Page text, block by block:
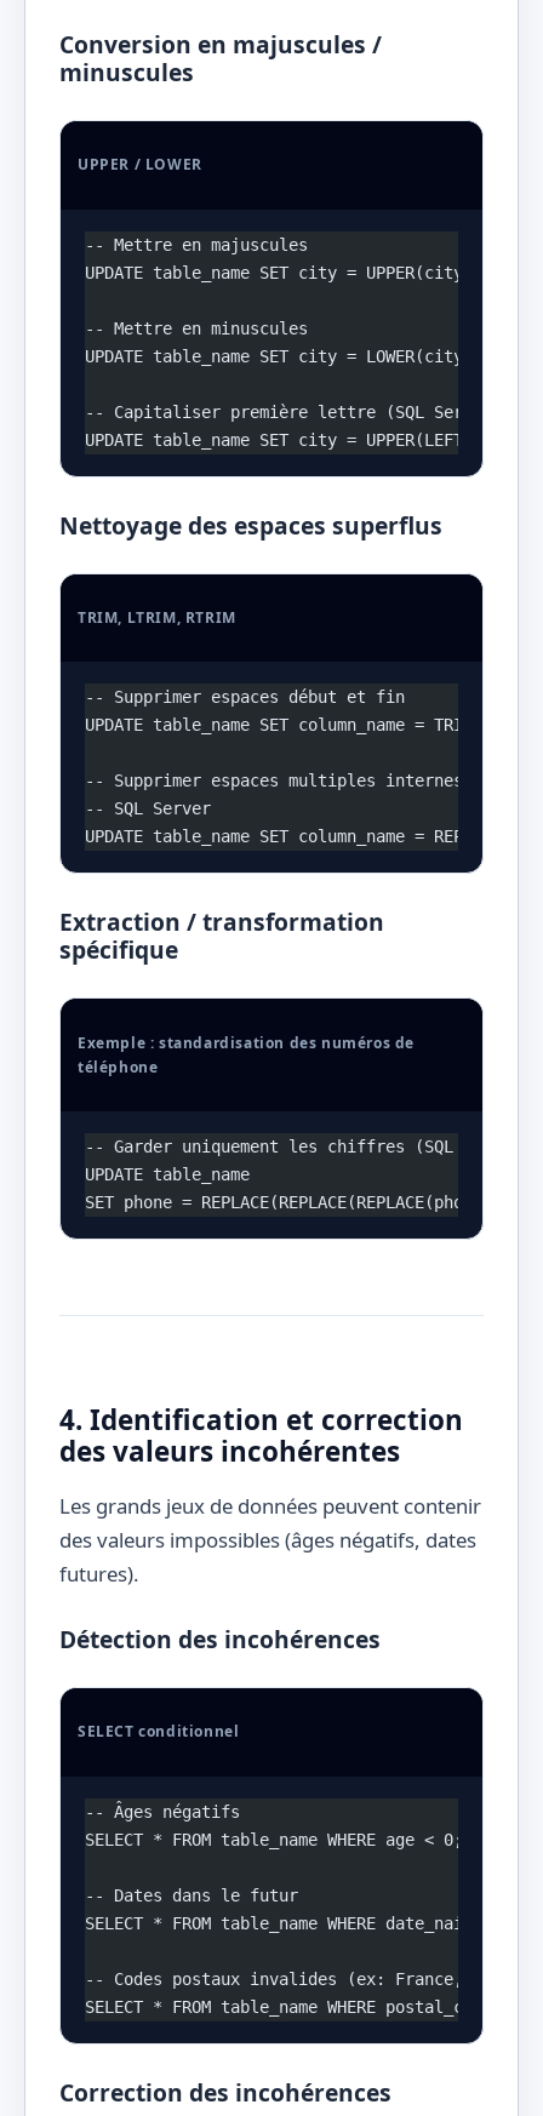
Conversion en majuscules /
minuscules
UPPER / LOWER
-- Mettre en majuscules
UPDATE table_name SET city = UPPER(city);
-- Mettre en minuscules
UPDATE table_name SET city = LOWER(city);
-- Capitaliser première lettre (SQL Server)
UPDATE table_name SET city =
Nettoyage des espaces superflus
TRIM, LTRIM, RTRIM
-- Supprimer espaces début et fin
UPDATE table_name SET column_name =
-- Supprimer espaces multiples internes (plus
-- SQL Server
UPDATE table_name SET column_name =
Extraction / transformation
spécifique
Exemple : standardisation des numéros de
téléphone
-- Garder uniquement les chiffres (SQL Server)
UPDATE table_name
SET phone =
4. Identification et correction
des valeurs incohérentes
Les grands jeux de données peuvent contenir
des valeurs impossibles (âges négatifs, dates
futures).
Détection des incohérences
SELECT conditionnel
-- Âges négatifs
SELECT * FROM table_name WHERE age < 0;
-- Dates dans le futur
SELECT * FROM table_name WHERE date_naissance >
-- Codes postaux invalides (ex: France, 5
SELECT * FROM table_name WHERE postal_code
Correction des incohérences